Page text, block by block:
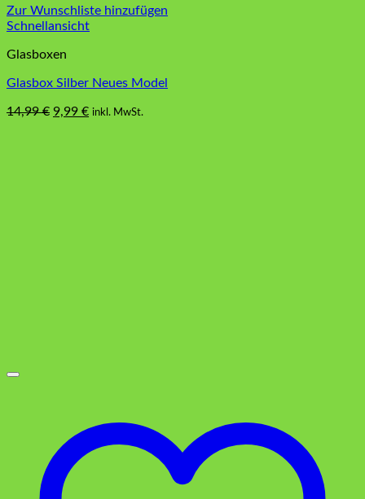
Zur Wunschliste hinzufügen
Schnellansicht
Glasboxen
Glasbox Silber Neues Model
14,99€ Ursprünglicher
9,99 €Aktueller
inkl. MwSt.